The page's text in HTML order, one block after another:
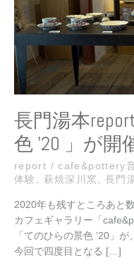
長門湯本
色 ’20 」が開
report /cafe&pottery
体験
萩焼深川窯 ,長門
2020年も残すところあと
カフェギャラリー「
「てのひらの景色 ’20」
今回で四度目となる […]
の
ひ
ら
の
景
色
’20
」
が
開
中
す